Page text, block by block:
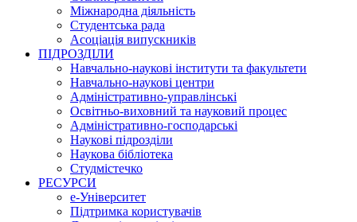
Міжнародна діяльність
Студентська рада
Асоціація випускників
ПІДРОЗДІЛИ
Навчально-наукові інститути та факультети
Навчально-наукові центри
Адміністративно-управлінські
Освітньо-виховний та науковий процес
Адміністративно-господарські
Наукові підрозділи
Наукова бібліотека
Студмістечко
РЕСУРСИ
е-Університет
Підтримка користувачів